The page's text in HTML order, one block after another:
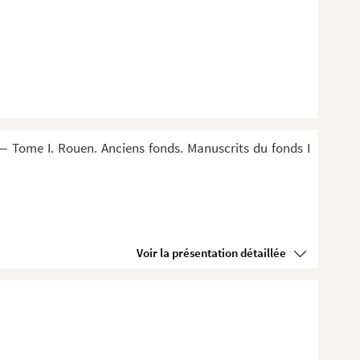
I. Rouen. Anciens fonds. Manuscrits du fonds I
Voir la présentation détaillée